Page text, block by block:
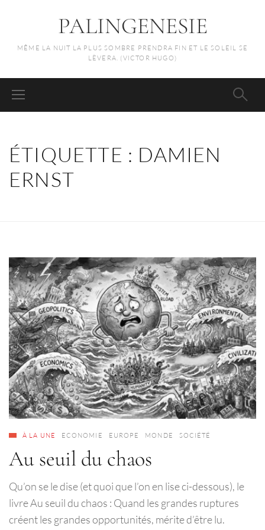
PALINGENESIE
MÊME LA NUIT LA PLUS SOMBRE PRENDRA FIN ET LE SOLEIL SE
LÈVERA. (VICTOR HUGO)
ÉTIQUETTE : DAMIEN
ERNST
À LA UNE ECONOMIE EUROPE MONDE SOCIÉTÉ
Au seuil du chaos
Qu’on se le dise (et quoi que l’on en lise ci-dessous), le
livre Au seuil du chaos : Quand les grandes ruptures
créent les grandes opportunités, mérite d’être lu.